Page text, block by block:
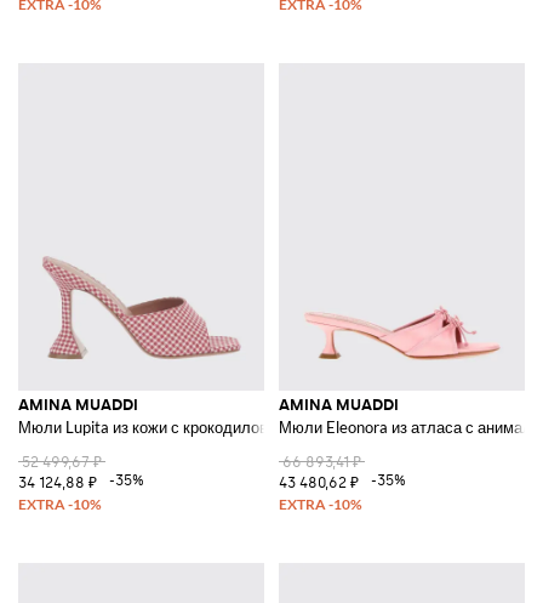
AMINA MUADDI
Мюли Lupita из кожи с крокодиловым принтом
52 499,67 ₽
34 124,88 ₽
-35%
AMINA MUADDI
Мюли Eleonora из атласа с
66 893,41 ₽
43 480,62 ₽
-35%